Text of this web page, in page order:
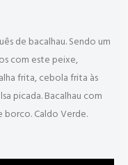
de bacalhau. Sendo um
com este peixe,
frita, cebola frita às
picada. Bacalhau com
borco. Caldo Verde.